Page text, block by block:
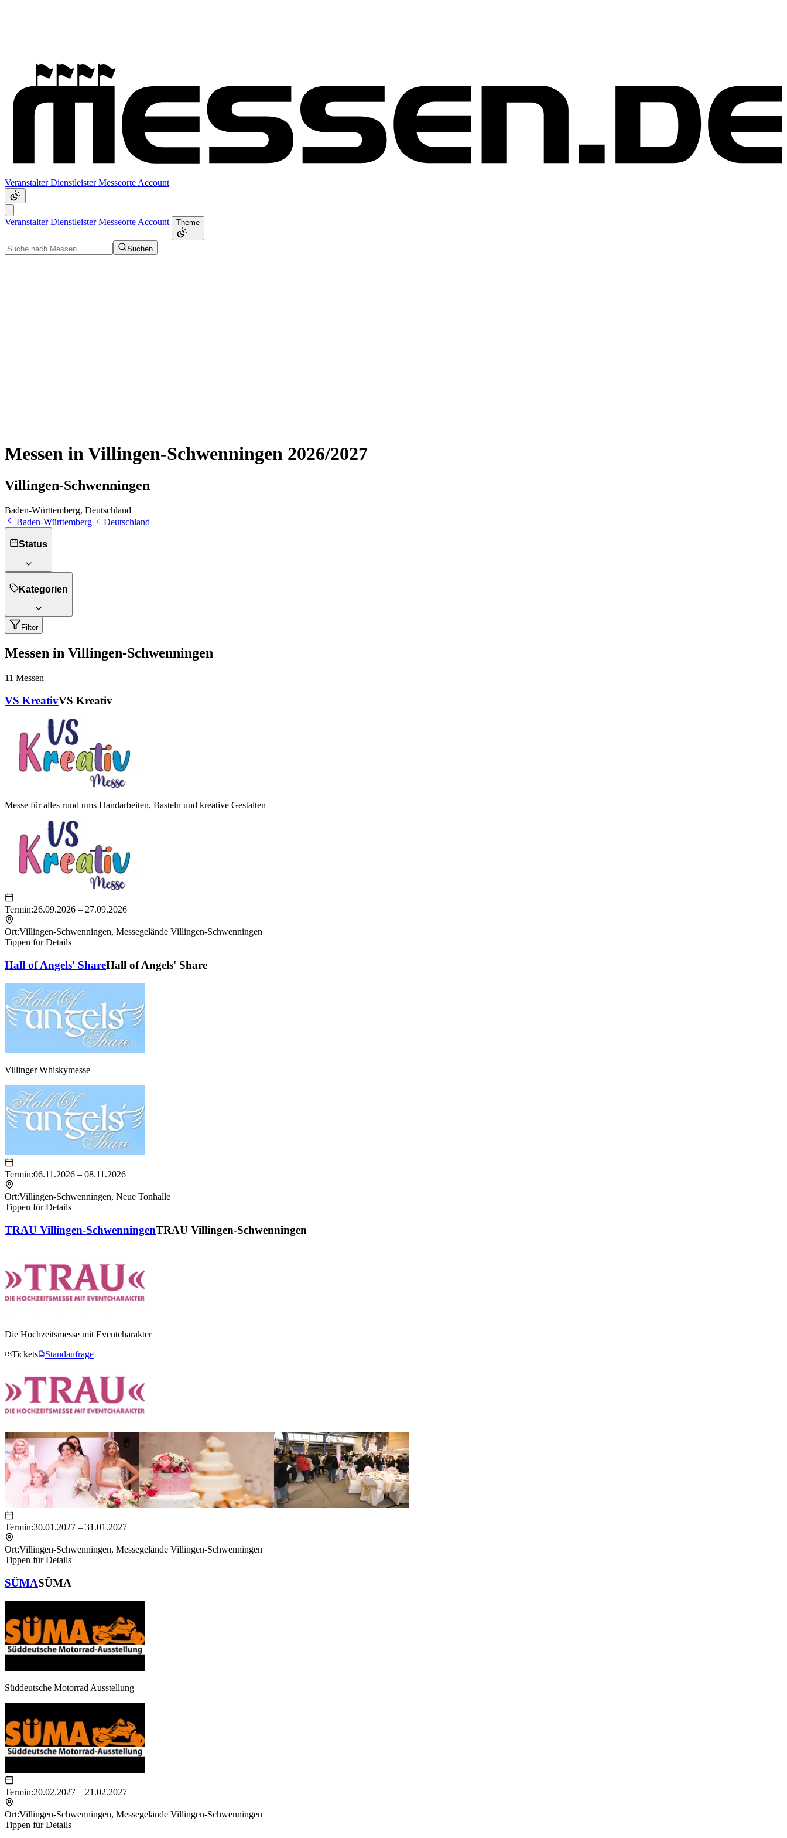
VeranstalterDienstleisterMesseorte Account
VeranstalterDienstleisterMesseorte Account Theme
Suchen
Messen in Villingen-Schwenningen 2026/2027
Villingen-Schwenningen
Baden-Württemberg, Deutschland
Baden-Württemberg
Deutschland
Status
Kategorien
Filter
Messen in Villingen-Schwenningen
11 Messen
VS KreativVS Kreativ
Messe für alles rund ums Handarbeiten, Basteln und kreative Gestalten
Termin:26.09.2026 – 27.09.2026
Ort:Villingen-Schwenningen, Messegelände Villingen-Schwenningen
Tippen für Details
Hall of Angels' ShareHall of Angels' Share
Villinger Whiskymesse
Termin:06.11.2026 – 08.11.2026
Ort:Villingen-Schwenningen, Neue Tonhalle
Tippen für Details
TRAU Villingen-SchwenningenTRAU Villingen-Schwenningen
Die Hochzeitsmesse mit Eventcharakter
Tickets
Standanfrage
Termin:30.01.2027 – 31.01.2027
Ort:Villingen-Schwenningen, Messegelände Villingen-Schwenningen
Tippen für Details
SÜMASÜMA
Süddeutsche Motorrad Ausstellung
Termin:20.02.2027 – 21.02.2027
Ort:Villingen-Schwenningen, Messegelände Villingen-Schwenningen
Tippen für Details